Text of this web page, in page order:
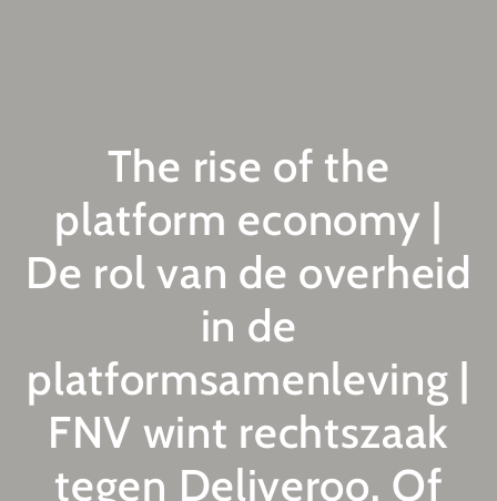
The rise of the
platform economy |
De rol van de overheid
in de
platformsamenleving |
FNV wint rechtszaak
tegen Deliveroo. Of